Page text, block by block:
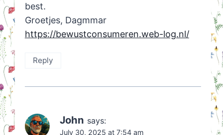
best.
Groetjes, Dagmmar
https://bewustconsumeren.web-log.nl/
Reply
John says:
July 30, 2025 at 7:54 am